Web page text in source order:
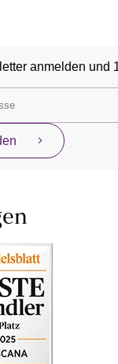
anmelden und